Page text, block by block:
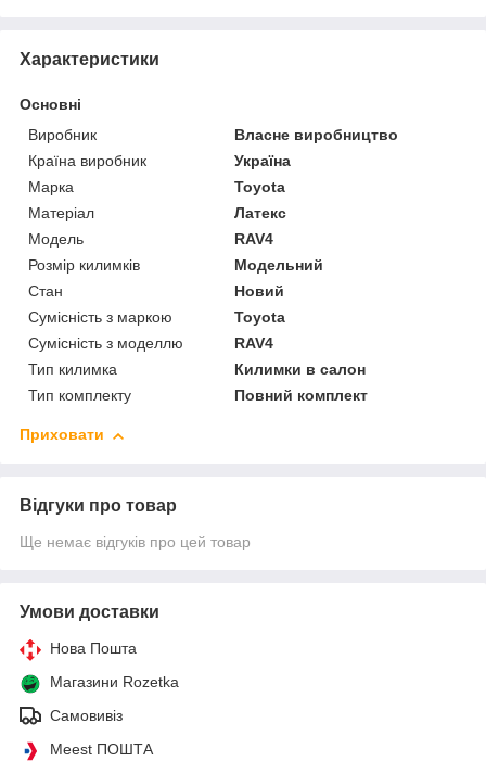
Характеристики
Основні
Виробник
Власне виробництво
Країна виробник
Україна
Марка
Toyota
Матеріал
Латекс
Модель
RAV4
Розмір килимків
Модельний
Стан
Новий
Сумісність з маркою
Toyota
Сумісність з моделлю
RAV4
Тип килимка
Килимки в салон
Тип комплекту
Повний комплект
Приховати
Відгуки про товар
Ще немає відгуків про цей товар
Умови доставки
Нова Пошта
Магазини Rozetka
Самовивіз
Meest ПОШТА